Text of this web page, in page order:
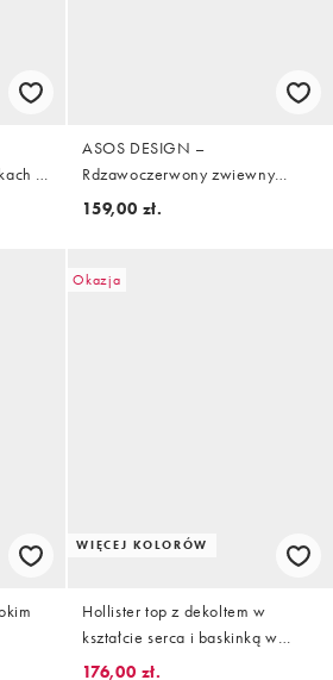
w
ASOS DESIGN –
Rdzawoczerwony zwiewny
plisowany top bandeau z
159,00 zł.
i
Okazja
WIĘCEJ KOLORÓW
Hollister top z dekoltem w
kształcie serca i baskinką w
granatową kratę
176,00 zł.